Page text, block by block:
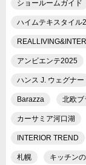
ショールームガイド
ハイムテキスタイル
アンビエンテ2025
ハンス J. ウェグナー
Barazza 北欧ブ
カーサミア河口湖
INTERIOR TREND
札幌 キッチン